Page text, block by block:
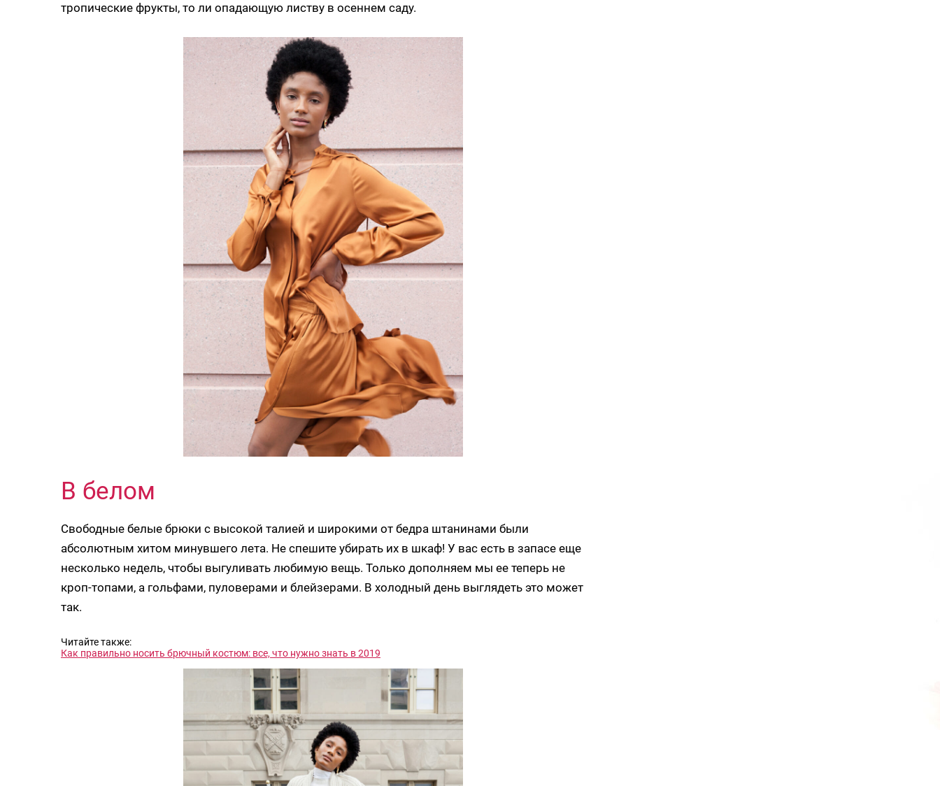
тропические фрукты, то ли опадающую листву в осеннем саду.
В белом
Свободные белые брюки с высокой талией и широкими от бедра штанинами были
абсолютным хитом минувшего лета. Не спешите убирать их в шкаф! У вас есть в запасе еще
несколько недель, чтобы выгуливать любимую вещь. Только дополняем мы ее теперь не
кроп-топами, а гольфами, пуловерами и блейзерами. В холодный день выглядеть это может
так.
Читайте также:
Как правильно носить брючный костюм: все, что нужно знать в 2019